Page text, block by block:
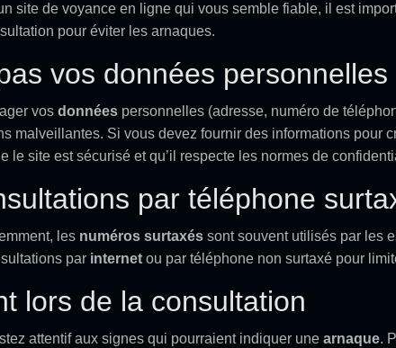
site de voyance en ligne qui vous semble fiable, il est
pour éviter les arnaques.
vos données personnelles
vos données personnelles (adresse, numéro de
malveillantes. Si vous devez fournir des informations pour
le site est sécurisé et qu’il respecte les normes de
par téléphone
les numéros surtaxés sont souvent utilisés par les
par internet ou par téléphone non surtaxé pour
lors de la consultation
attentif aux signes qui pourraient indiquer une arnaque.